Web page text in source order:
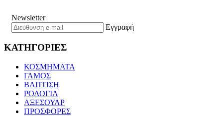
Newsletter
Εγγραφή
ΚΑΤΗΓΟΡΙΕΣ
ΚΟΣΜΗΜΑΤΑ
ΓΑΜΟΣ
ΒΑΠΤΙΣΗ
ΡΟΛΟΓΙΑ
ΑΞΕΣΟΥΑΡ
ΠΡΟΣΦΟΡΕΣ